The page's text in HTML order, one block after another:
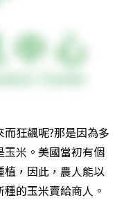
狂飊呢?那是因為多
米。美國當初有個
，因此，農人能以
的玉米賣給商人。